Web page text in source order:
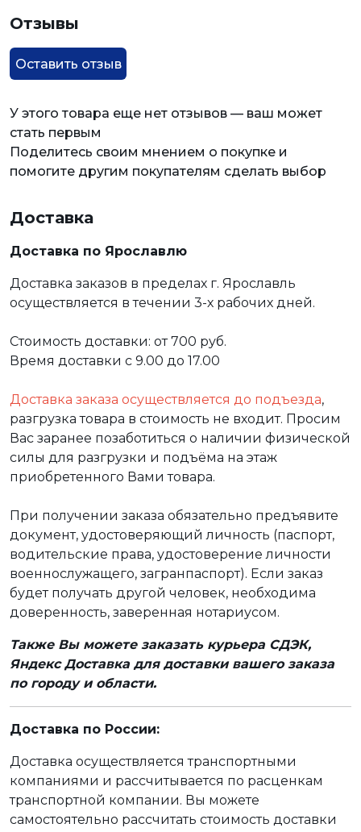
Отзывы
Оставить отзыв
У этого товара еще нет отзывов — ваш может
стать первым
Поделитесь своим мнением о покупке и
помогите другим покупателям сделать выбор
Доставка
Доставка по Ярославлю
Доставка заказов в пределах г. Ярославль
осуществляется в течении 3-х рабочих дней.
Стоимость доставки: от 700 руб.
Время доставки с 9.00 до 17.00
Доставка заказа осуществляется до подъезда,
разгрузка товара в стоимость не входит. Просим
Вас заранее позаботиться о наличии физической
силы для разгрузки и подъёма на этаж
приобретенного Вами товара.
При получении заказа обязательно предъявите
документ, удостоверяющий личность (паспорт,
водительские права, удостоверение личности
военнослужащего, загранпаспорт). Если заказ
будет получать другой человек, необходима
доверенность, заверенная нотариусом.
Также Вы можете заказать курьера СДЭК,
Яндекс Доставка для доставки вашего заказа
по городу и области.
Доставка по России:
Доставка осуществляется транспортными
компаниями и рассчитывается по расценкам
транспортной компании. Вы можете
самостоятельно рассчитать стоимость доставки